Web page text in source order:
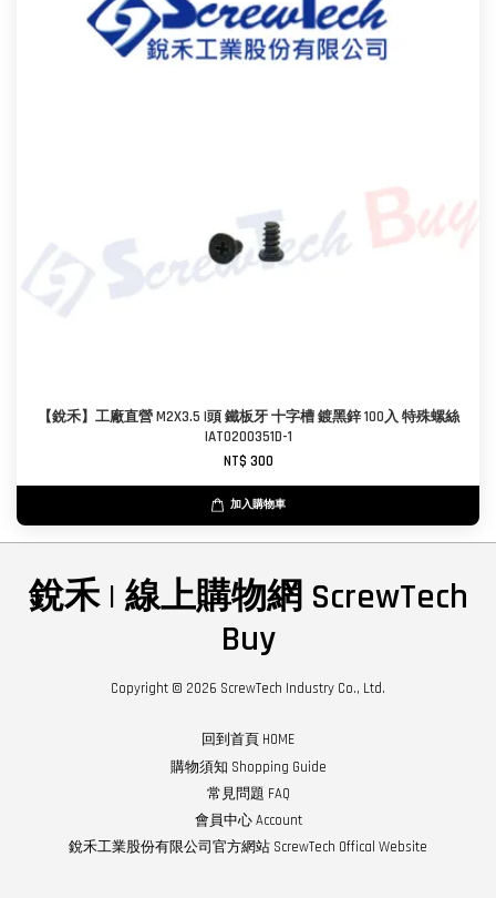
【銳禾】工廠直營 M2X3.5 I頭 鐵板牙 十字槽 鍍黑鋅 100入 特殊螺絲
IAT0200351D-1
NT$ 300
加入購物車
銳禾 | 線上購物網 ScrewTech
Buy
Copyright © 2026 ScrewTech Industry Co., Ltd.
回到首頁 HOME
購物須知 Shopping Guide
常見問題 FAQ
會員中心 Account
銳禾工業股份有限公司官方網站 ScrewTech Offical Website